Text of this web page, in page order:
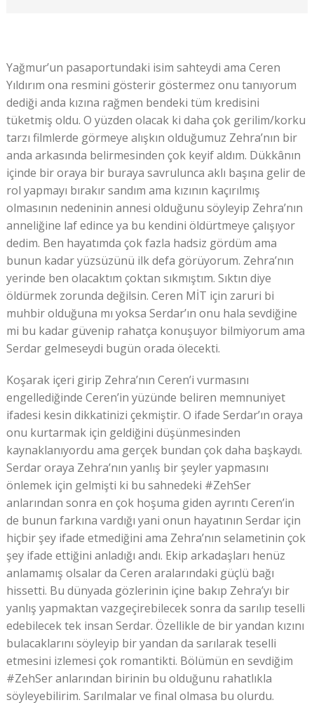
Yağmur’un pasaportundaki isim sahteydi ama Ceren
Yıldırım ona resmini gösterir göstermez onu tanıyorum
dediği anda kızına rağmen bendeki tüm kredisini
tüketmiş oldu. O yüzden olacak ki daha çok gerilim/korku
tarzı filmlerde görmeye alışkın olduğumuz Zehra’nın bir
anda arkasında belirmesinden çok keyif aldım. Dükkânın
içinde bir oraya bir buraya savrulunca aklı başına gelir de
rol yapmayı bırakır sandım ama kızının kaçırılmış
olmasının nedeninin annesi olduğunu söyleyip Zehra’nın
anneliğine laf edince ya bu kendini öldürtmeye çalışıyor
dedim. Ben hayatımda çok fazla hadsiz gördüm ama
bunun kadar yüzsüzünü ilk defa görüyorum. Zehra’nın
yerinde ben olacaktım çoktan sıkmıştım. Sıktın diye
öldürmek zorunda değilsin. Ceren MİT için zaruri bi
muhbir olduğuna mı yoksa Serdar’ın onu hala sevdiğine
mi bu kadar güvenip rahatça konuşuyor bilmiyorum ama
Serdar gelmeseydi bugün orada ölecekti.
Koşarak içeri girip Zehra’nın Ceren’i vurmasını
engellediğinde Ceren’in yüzünde beliren memnuniyet
ifadesi kesin dikkatinizi çekmiştir. O ifade Serdar’ın oraya
onu kurtarmak için geldiğini düşünmesinden
kaynaklanıyordu ama gerçek bundan çok daha başkaydı.
Serdar oraya Zehra’nın yanlış bir şeyler yapmasını
önlemek için gelmişti ki bu sahnedeki #ZehSer
anlarından sonra en çok hoşuma giden ayrıntı Ceren’in
de bunun farkına vardığı yani onun hayatının Serdar için
hiçbir şey ifade etmediğini ama Zehra’nın selametinin çok
şey ifade ettiğini anladığı andı. Ekip arkadaşları henüz
anlamamış olsalar da Ceren aralarındaki güçlü bağı
hissetti. Bu dünyada gözlerinin içine bakıp Zehra’yı bir
yanlış yapmaktan vazgeçirebilecek sonra da sarılıp teselli
edebilecek tek insan Serdar. Özellikle de bir yandan kızını
bulacaklarını söyleyip bir yandan da sarılarak teselli
etmesini izlemesi çok romantikti. Bölümün en sevdiğim
#ZehSer anlarından birinin bu olduğunu rahatlıkla
söyleyebilirim. Sarılmalar ve final olmasa bu olurdu.